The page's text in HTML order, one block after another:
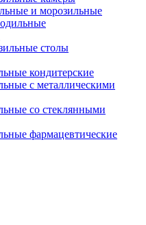
и морозильные
столы
кондитерские
с металлическими
со стеклянными
фармацевтические